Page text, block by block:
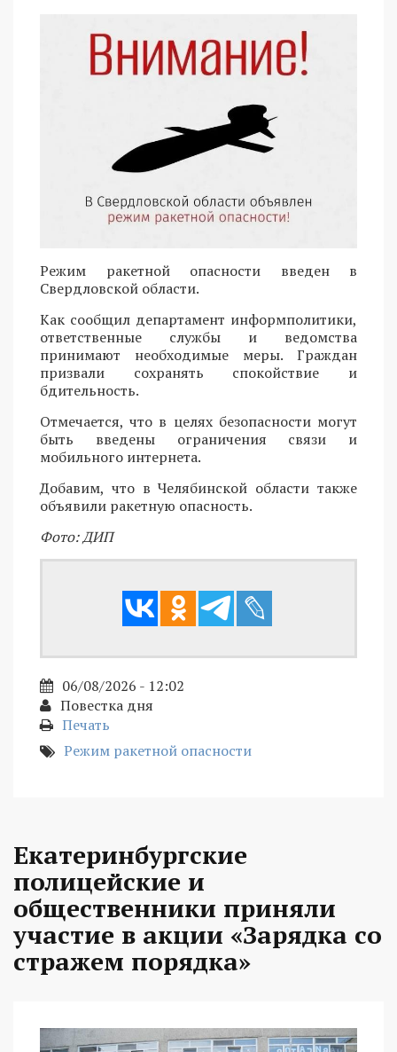
Режим ракетной опасности введен в
Свердловской области.
Как сообщил департамент информполитики,
ответственные службы и ведомства
принимают необходимые меры. Граждан
призвали сохранять спокойствие и
бдительность.
Отмечается, что в целях безопасности могут
быть введены ограничения связи и
мобильного интернета.
Добавим, что в Челябинской области также
объявили ракетную опасность.
Фото: ДИП
06/08/2026 - 12:02
Повестка дня
Печать
Режим ракетной опасности
Екатеринбургские
полицейские и
общественники приняли
участие в акции «Зарядка со
стражем порядка»